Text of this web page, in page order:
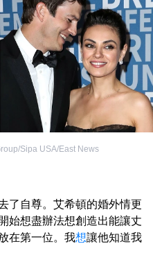
Sipa USA/East News
了自尊。艾希頓的婚外情更
始想盡辦法想創造出能讓丈
在第一位。我想讓他知道我